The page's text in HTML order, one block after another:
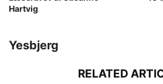
Hartvig
Yesbjerg
RELATED